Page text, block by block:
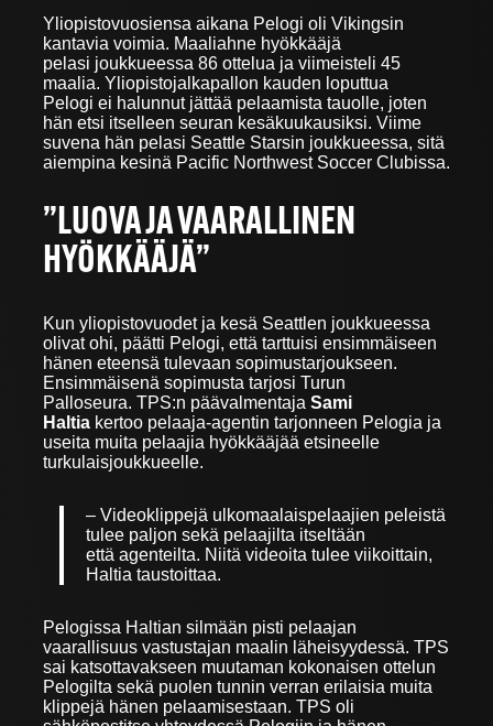
Yliopistovuosiensa aikana Pelogi oli Vikingsin
kantavia voimia. Maaliahne hyökkääjä
pelasi joukkueessa 86 ottelua ja viimeisteli 45
maalia. Yliopistojalkapallon kauden loputtua
Pelogi ei halunnut jättää pelaamista tauolle, joten
hän etsi itselleen seuran kesäkuukausiksi. Viime
suvena hän pelasi Seattle Starsin joukkueessa, sitä
aiempina kesinä Pacific Northwest Soccer Clubissa.
”LUOVA JA VAARALLINEN
HYÖKKÄÄJÄ”
Kun yliopistovuodet ja kesä Seattlen joukkueessa
olivat ohi, päätti Pelogi, että tarttuisi ensimmäiseen
hänen eteensä tulevaan sopimustarjoukseen.
Ensimmäisenä sopimusta tarjosi Turun
Palloseura. TPS:n päävalmentaja Sami
Haltiakertoo pelaaja-agentin tarjonneen Pelogia ja
useita muita pelaajia hyökkääjää etsineelle
turkulaisjoukkueelle.
– Videoklippejä ulkomaalaispelaajien peleistä
tulee paljon sekä pelaajilta itseltään
että agenteilta. Niitä videoita tulee viikoittain,
Haltia taustoittaa.
Pelogissa Haltian silmään pisti pelaajan
vaarallisuus vastustajan maalin läheisyydessä. TPS
sai katsottavakseen muutaman kokonaisen ottelun
Pelogilta sekä puolen tunnin verran erilaisia muita
klippejä hänen pelaamisestaan. TPS oli